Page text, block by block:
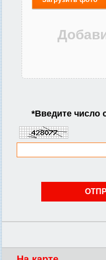
*Введите число